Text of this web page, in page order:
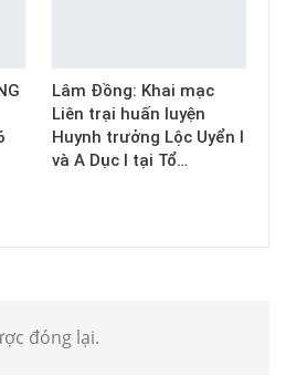
Lâm Đồng: Khai mạc
Liên trại huấn luyện
Huynh trưởng Lộc Uyển I
và A Dục I tại Tổ…
đóng lại.